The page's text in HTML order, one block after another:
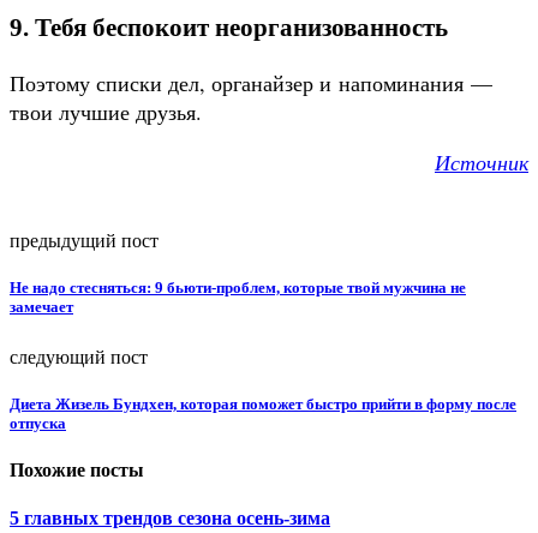
9. Тебя беспокоит неорганизованность
Поэтому списки дел, органайзер и напоминания —
твои лучшие друзья.
Источник
предыдущий пост
Не надо стесняться: 9 бьюти-проблем, которые твой мужчина не
замечает
следующий пост
Диета Жизель Бундхен, которая поможет быстро прийти в форму после
отпуска
Похожие посты
5 главных трендов сезона осень-зима